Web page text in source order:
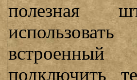
полезная
подключить